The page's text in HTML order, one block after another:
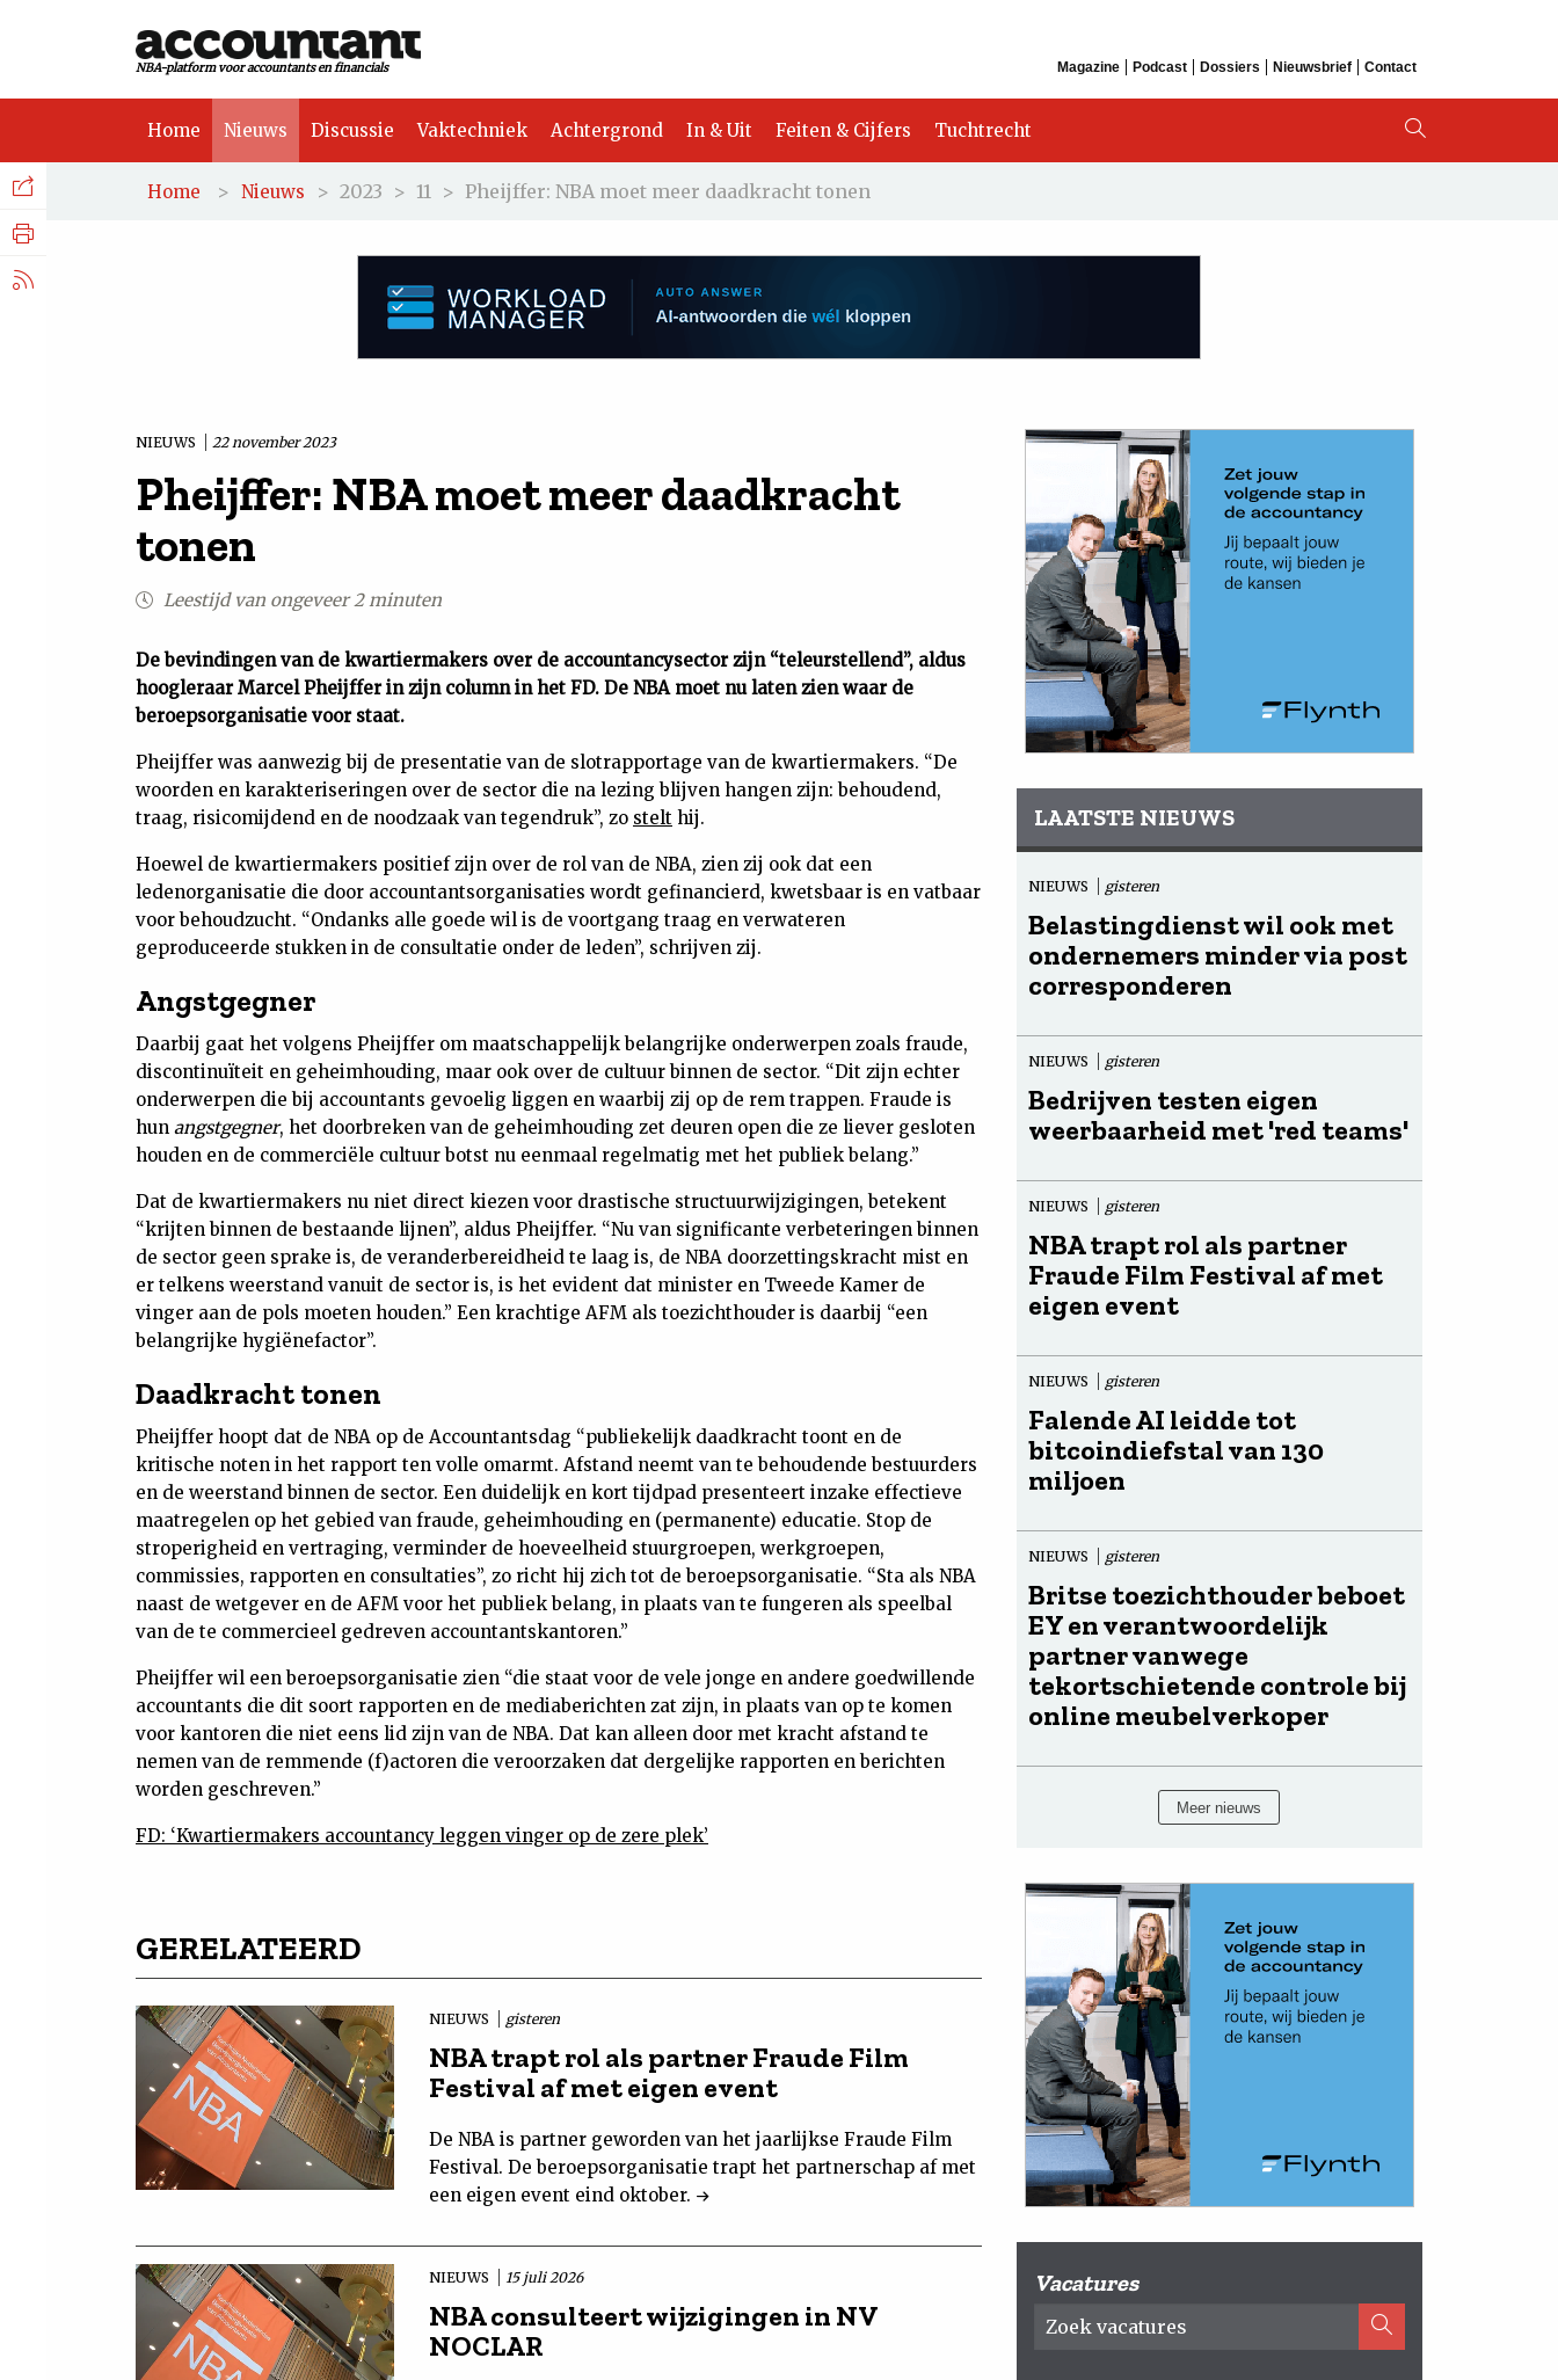
NBA-platform voor accountants en financials Magazine Podcast Dossiers Nieuwsbrief Contact
Home Nieuws Discussie Vaktechniek Achtergrond In & Uit Feiten & Cijfers Tuchtrecht
Home > Nieuws > 2023 > 11 > Pheijffer: NBA moet meer daadkracht tonen
NIEUWS 22 november 2023
Pheijffer: NBA moet meer daadkracht
tonen
Leestijd van ongeveer 2 minuten
De bevindingen van de kwartiermakers over de accountancysector zijn “teleurstellend”, aldus
hoogleraar Marcel Pheijffer in zijn column in het FD. De NBA moet nu laten zien waar de
beroepsorganisatie voor staat.
Pheijffer was aanwezig bij de presentatie van de slotrapportage van de kwartiermakers. “De
woorden en karakteriseringen over de sector die na lezing blijven hangen zijn: behoudend,
traag, risicomijdend en de noodzaak van tegendruk”, zo stelt hij.
Hoewel de kwartiermakers positief zijn over de rol van de NBA, zien zij ook dat een
ledenorganisatie die door accountantsorganisaties wordt gefinancierd, kwetsbaar is en vatbaar
voor behoudzucht. “Ondanks alle goede wil is de voortgang traag en verwateren
geproduceerde stukken in de consultatie onder de leden”, schrijven zij.
Angstgegner
Daarbij gaat het volgens Pheijffer om maatschappelijk belangrijke onderwerpen zoals fraude,
discontinuïteit en geheimhouding, maar ook over de cultuur binnen de sector. “Dit zijn echter
onderwerpen die bij accountants gevoelig liggen en waarbij zij op de rem trappen. Fraude is
hun angstgegner, het doorbreken van de geheimhouding zet deuren open die ze liever gesloten
houden en de commerciële cultuur botst nu eenmaal regelmatig met het publiek belang.”
Dat de kwartiermakers nu niet direct kiezen voor drastische structuurwijzigingen, betekent
“krijten binnen de bestaande lijnen”, aldus Pheijffer. “Nu van significante verbeteringen binnen
de sector geen sprake is, de veranderbereidheid te laag is, de NBA doorzettingskracht mist en
er telkens weerstand vanuit de sector is, is het evident dat minister en Tweede Kamer de
vinger aan de pols moeten houden.” Een krachtige AFM als toezichthouder is daarbij “een
belangrijke hygiënefactor”.
Daadkracht tonen
Pheijffer hoopt dat de NBA op de Accountantsdag “publiekelijk daadkracht toont en de
kritische noten in het rapport ten volle omarmt. Afstand neemt van te behoudende bestuurders
en de weerstand binnen de sector. Een duidelijk en kort tijdpad presenteert inzake effectieve
maatregelen op het gebied van fraude, geheimhouding en (permanente) educatie. Stop de
stroperigheid en vertraging, verminder de hoeveelheid stuurgroepen, werkgroepen,
commissies, rapporten en consultaties”, zo richt hij zich tot de beroepsorganisatie. “Sta als NBA
naast de wetgever en de AFM voor het publiek belang, in plaats van te fungeren als speelbal
van de te commercieel gedreven accountantskantoren.”
Pheijffer wil een beroepsorganisatie zien “die staat voor de vele jonge en andere goedwillende
accountants die dit soort rapporten en de mediaberichten zat zijn, in plaats van op te komen
voor kantoren die niet eens lid zijn van de NBA. Dat kan alleen door met kracht afstand te
nemen van de remmende (f)actoren die veroorzaken dat dergelijke rapporten en berichten
worden geschreven.”
FD: ‘Kwartiermakers accountancy leggen vinger op de zere plek’
GERELATEERD
NIEUWS gisteren
NBA trapt rol als partner Fraude Film
Festival af met eigen event
De NBA is partner geworden van het jaarlijkse Fraude Film
Festival. De beroepsorganisatie trapt het partnerschap af met
een eigen event eind oktober.
NIEUWS 15 juli 2026
NBA consulteert wijzigingen in NV
NOCLAR
LAATSTE NIEUWS
NIEUWS gisteren
Belastingdienst wil ook met
ondernemers minder via post
corresponderen
NIEUWS gisteren
Bedrijven testen eigen
weerbaarheid met 'red teams'
NIEUWS gisteren
NBA trapt rol als partner
Fraude Film Festival af met
eigen event
NIEUWS gisteren
Falende AI leidde tot
bitcoindiefstal van 130
miljoen
NIEUWS gisteren
Britse toezichthouder beboet
EY en verantwoordelijk
partner vanwege
tekortschietende controle bij
online meubelverkoper
Meer nieuws
Vacatures
Facebook
Nieuws